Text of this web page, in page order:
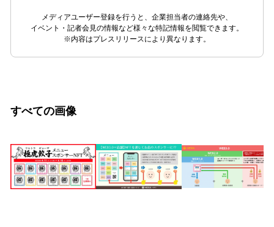
メディアユーザー登録を行うと、企業担当者の連絡先や、
イベント・記者会見の情報など様々な特記情報を閲覧できます。
※内容はプレスリリースにより異なります。
すべての画像